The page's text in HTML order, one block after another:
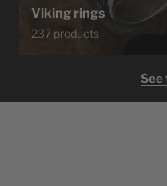
Viking rings
237 products
See